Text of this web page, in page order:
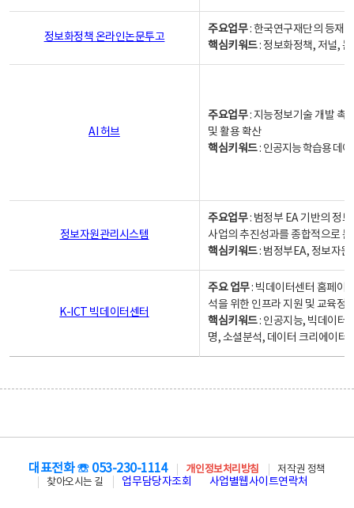
정보화정책 온라인논문투고
주요업무: 한국연구재단의 등재
핵심키워드: 정보화정책, 저널,
AI 허브
주요업무: 지능정보기술 개발 촉
및 활용 확산
핵심키워드: 인공지능 학습용 데
정보자원관리시스템
주요업무: 범정부 EA 기반의 정
사업의 추진성과를 종합적으로
핵심키워드: 범정부EA, 정보자
K-ICT 빅데이터센터
주요 업무: 빅데이터센터 홈페이
석을 위한 인프라 지원 및 교육정
핵심키워드: 인공지능, 빅데이터,
명, 소셜분석, 데이터 크리에이터
대표전화 ☏ 053-230-1114 개인정보처리방침
저작권 정책
찾아오시는 길
업무담당자조회 사업별웹사이트연락처